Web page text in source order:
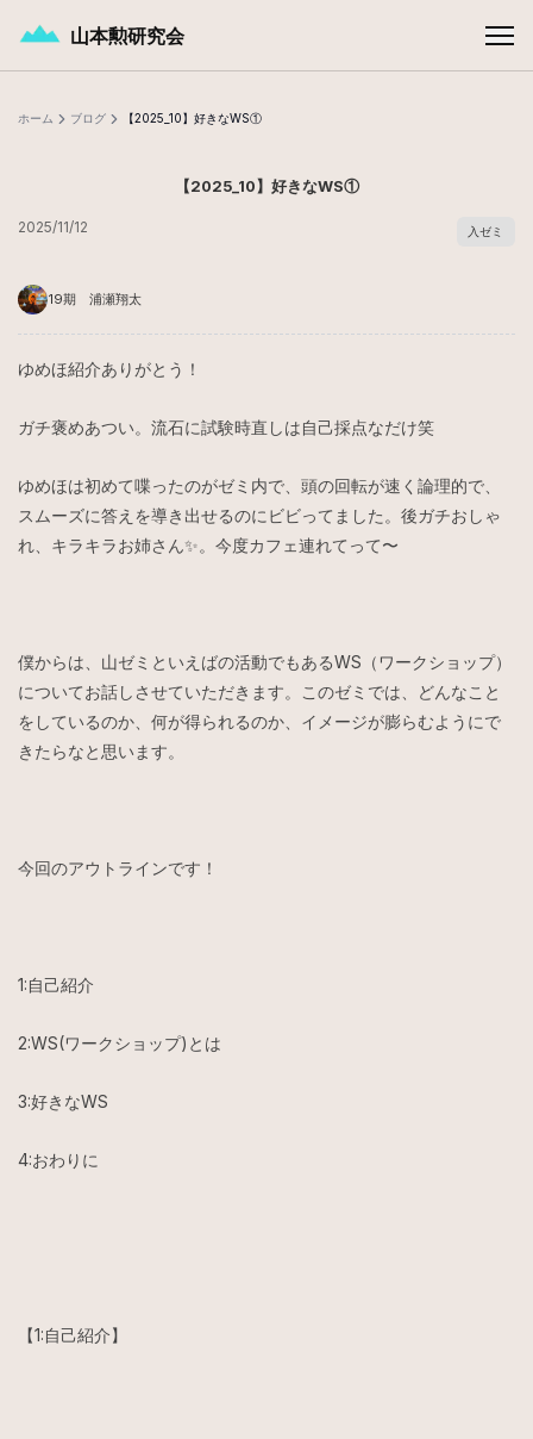
山本勲研究会
ホーム ブログ 【2025_10】好きなWS①
【2025_10】好きなWS①
2025/11/12 入ゼミ
19期 浦瀬翔太
ゆめほ紹介ありがとう！
ガチ褒めあつい。流石に試験時直しは自己採点なだけ笑
ゆめほは初めて喋ったのがゼミ内で、頭の回転が速く論理的で、
スムーズに答えを導き出せるのにビビってました。後ガチおしゃ
れ、キラキラお姉さん✨。今度カフェ連れてって〜
僕からは、山ゼミといえばの活動でもあるWS（ワークショップ）
についてお話しさせていただきます。このゼミでは、どんなこと
をしているのか、何が得られるのか、イメージが膨らむようにで
きたらなと思います。
今回のアウトラインです！
1:自己紹介
2:WS(ワークショップ)とは
3:好きなWS
4:おわりに
【1:自己紹介】